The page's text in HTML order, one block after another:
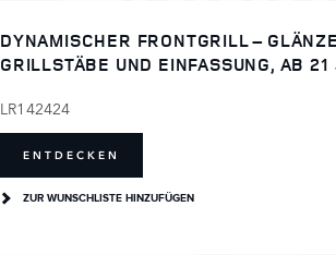
DYNAMISCHER FRONTGRILL –
GRILLSTÄBE UND EINFASSUNG, AB 21
LR142424
ENTDECKEN
ZUR WUNSCHLISTE HINZUFÜGEN